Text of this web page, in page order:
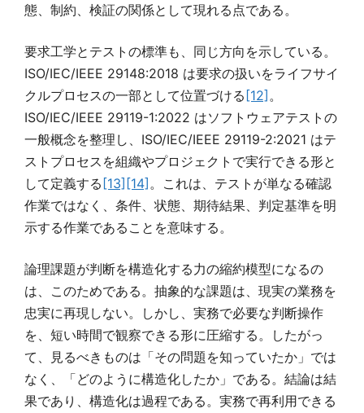
態、制約、検証の関係として現れる点である。
要求工学とテストの標準も、同じ方向を示している。
ISO/IEC/IEEE 29148:2018 は要求の扱いをライフサイ
クルプロセスの一部として位置づける[12] 。
ISO/IEC/IEEE 29119-1:2022 はソフトウェアテストの
一般概念を整理し、ISO/IEC/IEEE 29119-2:2021 はテ
ストプロセスを組織やプロジェクトで実行できる形と
して定義する[13][14] 。これは、テストが単なる確認
作業ではなく、条件、状態、期待結果、判定基準を明
示する作業であることを意味する。
論理課題が判断を構造化する力の縮約模型になるの
は、このためである。抽象的な課題は、現実の業務を
忠実に再現しない。しかし、実務で必要な判断操作
を、短い時間で観察できる形に圧縮する。したがっ
て、見るべきものは「その問題を知っていたか」では
なく、「どのように構造化したか」である。結論は結
果であり、構造化は過程である。実務で再利用できる